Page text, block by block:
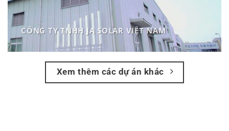
CÔNG TY TNHH JA SOLAR VIỆT NAM
Xem thêm các dự án khác